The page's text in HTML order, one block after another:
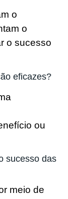
o
o
o sucesso
eficazes?
ou
sucesso das
meio de